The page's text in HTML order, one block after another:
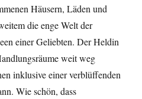
Häusern, Läden und
die enge Welt der
einer Geliebten. Der Heldin
weit weg
inklusive einer verblüffenden
Wie schön, dass